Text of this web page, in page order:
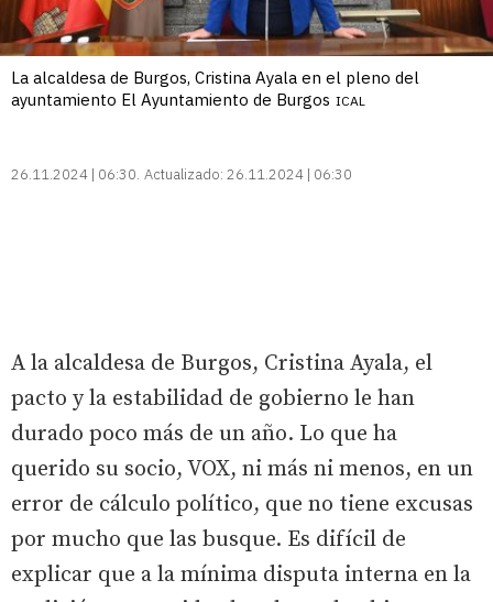
La alcaldesa de Burgos, Cristina Ayala en el pleno del
ayuntamiento El Ayuntamiento de Burgos ICAL
26.11.2024 | 06:30 Actualizado: 26.11.2024 | 06:30
A la alcaldesa de Burgos, Cristina Ayala, el
pacto y la estabilidad de gobierno le han
durado poco más de un año. Lo que ha
querido su socio, VOX, ni más ni menos, en un
error de cálculo político, que no tiene excusas
por mucho que las busque. Es difícil de
explicar que a la mínima disputa interna en la